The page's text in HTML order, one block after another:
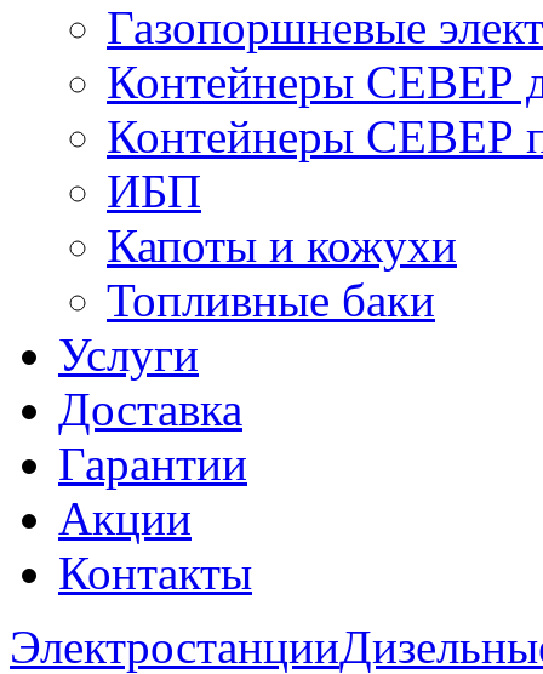
Газопоршневые
Контейнеры СЕВЕР
Контейнеры СЕВЕР
ИБП
Капоты и кожухи
Топливные баки
Услуги
Доставка
Гарантии
Акции
Контакты
Электростанции